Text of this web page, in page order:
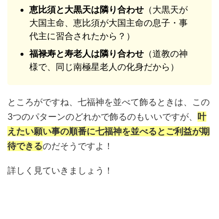
恵比須と大黒天は隣り合わせ （大黒天が
大国主命、恵比須が大国主命の息子・事
代主に習合されたから？）
福禄寿と寿老人は隣り合わせ （道教の神
様で、同じ南極星老人の化身だから）
ところがですね、七福神を並べて飾るときは、この
3つのパターンのどれかで飾るのもいいですが、
叶
えたい願い事の順番に七福神を並べるとご利益が期
待できるのだそうですよ！
詳しく見ていきましょう！